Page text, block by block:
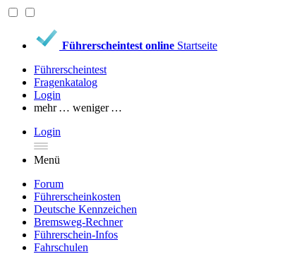
Führerscheintest online Startseite
Führerscheintest
Fragenkatalog
Login
mehr … weniger …
Login
Menü
Forum
Führerscheinkosten
Deutsche Kennzeichen
Bremsweg-Rechner
Führerschein-Infos
Fahrschulen